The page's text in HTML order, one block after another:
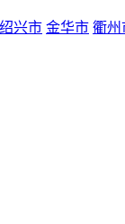
绍兴市 金华市 衢州